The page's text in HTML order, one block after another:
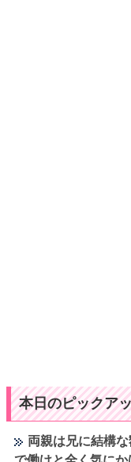
本日のピックア
両親は兄に結構